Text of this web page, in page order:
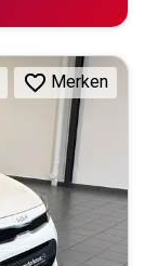
Merken